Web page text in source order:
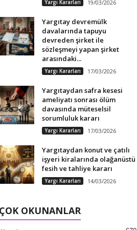
Yargı Kararları 19/03/2026
Yargıtay devremülk
davalarında tapuyu
devreden şirket ile
sözleşmeyi yapan şirket
arasındaki...
Yargı Kararları 17/03/2026
Yargıtaydan safra kesesi
ameliyatı sonrası ölüm
davasında müteselsil
sorumluluk kararı
Yargı Kararları 17/03/2026
Yargıtaydan konut ve çatılı
işyeri kiralarında olağanüstü
fesih ve tahliye kararı
Yargı Kararları 14/03/2026
OKUNANLAR